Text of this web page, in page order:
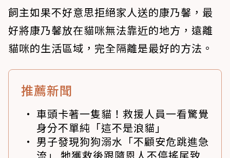
飼主如果不好意思拒絕家人送的康乃馨，最
好將康乃馨放在貓咪無法靠近的地方，遠離
貓咪的生活區域，完全隔離是最好的方法。
推薦新聞
車頭卡著一隻貓！救援人員一看驚覺
身分不單純「這不是浪貓」
男子發現狗狗溺水「不顧安危跳進急
流」 牠獲救後跟隨恩人不停搖尾致